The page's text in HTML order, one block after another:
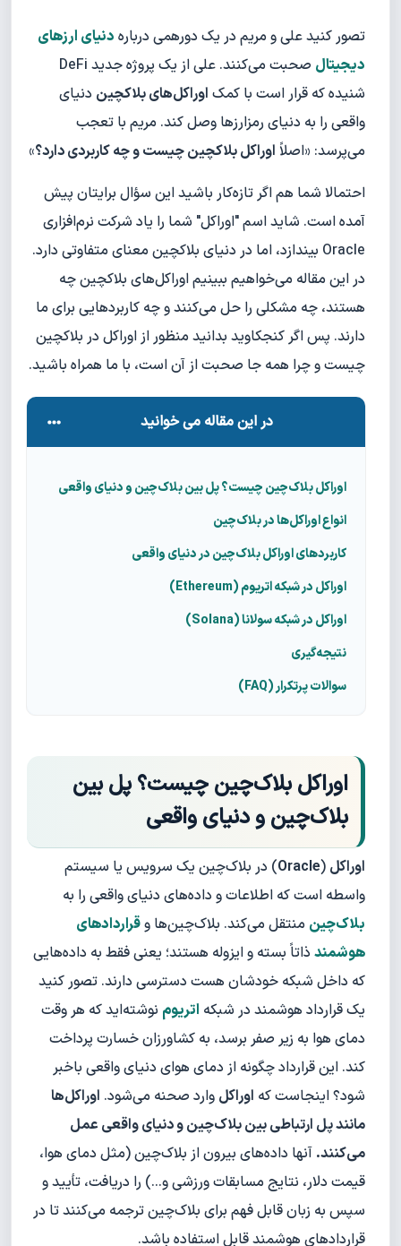
تصور کنید علی و مریم در یک دورهمی درباره دنیای ارزهای
دیجیتال
صحبت می‌کنند. علی از یک پروژه جدید DeFi
شنیده که قرار است با کمک اوراکل‌های بلاکچین دنیای
واقعی را به دنیای رمزارزها وصل کند. مریم با تعجب
می‌پرسد: «اصلاً اوراکل بلاکچین چیست و چه کاربردی دارد؟»
احتمالا شما هم اگر تازه‌کار باشید این سؤال برایتان پیش
آمده است. شاید اسم "اوراکل" شما را یاد شرکت نرم‌افزاری
Oracle بیندازد، اما در دنیای بلاکچین معنای متفاوتی دارد.
در این مقاله می‌خواهیم ببینیم اوراکل‌های بلاکچین چه
هستند، چه مشکلی را حل می‌کنند و چه کاربردهایی برای ما
دارند. پس اگر کنجکاوید بدانید منظور از اوراکل در بلاکچین
چیست و چرا همه جا صحبت از آن است، با ما همراه باشید.
در این مقاله می خوانید
اوراکل بلاک‌چین چیست؟ پل بین بلاک‌چین و دنیای واقعی
انواع اوراکل‌ها در بلاک‌چین
کاربردهای اوراکل بلاک‌چین در دنیای واقعی
اوراکل در شبکه اتریوم (Ethereum)
اوراکل در شبکه سولانا (Solana)
نتیجه‌گیری
سوالات پرتکرار (FAQ)
اوراکل بلاک‌چین چیست؟ پل بین
بلاک‌چین و دنیای واقعی
اوراکل (
Oracle) در بلاک‌چین یک سرویس یا سیستم
واسطه است که اطلاعات و داده‌های دنیای واقعی را به
بلاک‌چین منتقل می‌کند. بلاک‌چین‌ها وقراردادهای
هوشمند ذاتاً بسته و ایزوله هستند؛ یعنی فقط به داده‌هایی
که داخل شبکه خودشان هست دسترسی دارند. تصور کنید
یک قرارداد هوشمند در شبکه اتریوم نوشته‌اید که هر وقت
دمای هوا به زیر صفر برسد، به کشاورزان خسارت پرداخت
کند. این قرارداد چگونه از دمای هوای دنیای واقعی باخبر
شود؟ اینجاست که اوراکل وارد صحنه می‌شود. اوراکل‌ها
مانند پل ارتباطی بین بلاک‌چین و دنیای واقعی عمل
می‌کنند. آنها داده‌های بیرون از بلاک‌چین (مثل دمای هوا،
قیمت دلار، نتایج مسابقات ورزشی و...) را دریافت، تأیید و
سپس به زبان قابل فهم برای بلاک‌چین ترجمه می‌کنند تا در
قراردادهای هوشمند قابل استفاده باشد.